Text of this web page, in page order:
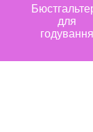
для
годування